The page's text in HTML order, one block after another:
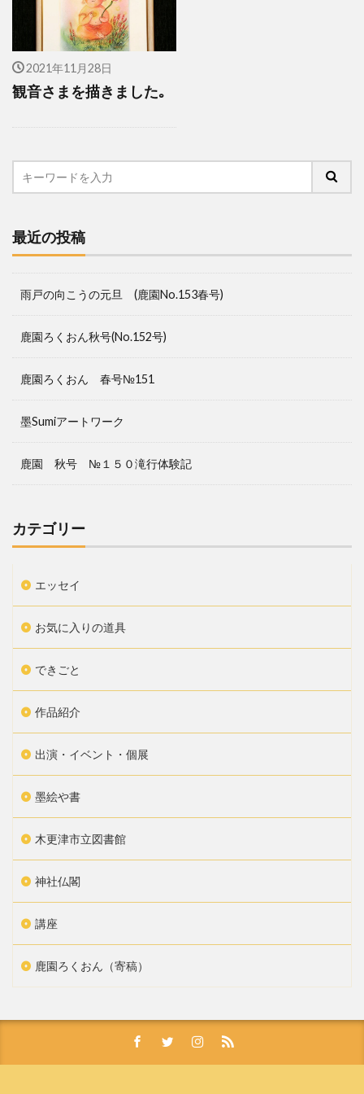
2021年11月28日
観音さまを描きました｡
最近の投稿
雨戸の向こうの元旦 (鹿園No.153春号)
鹿園ろくおん秋号(No.152号)
鹿園ろくおん 春号№151
墨Sumiアートワーク
鹿園 秋号 №１５０滝行体験記
カテゴリー
エッセイ
お気に入りの道具
できごと
作品紹介
出演・イベント・個展
墨絵や書
木更津市立図書館
神社仏閣
講座
鹿園ろくおん（寄稿）